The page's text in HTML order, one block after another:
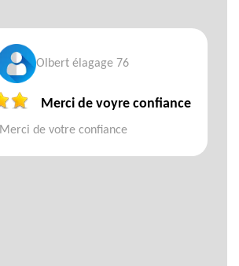
Olbert élagage 76
Merci de voyre confiance
Merci de votre confiance